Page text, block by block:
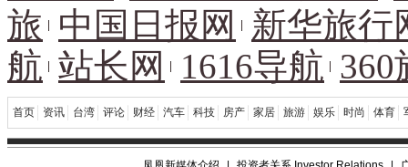
旅 中国日报网
新华旅行
航 站长网 1616导航 360
首页 资讯 台湾 评论 财经 汽车 科技 房产 家居 旅游 娱乐 时尚 体育